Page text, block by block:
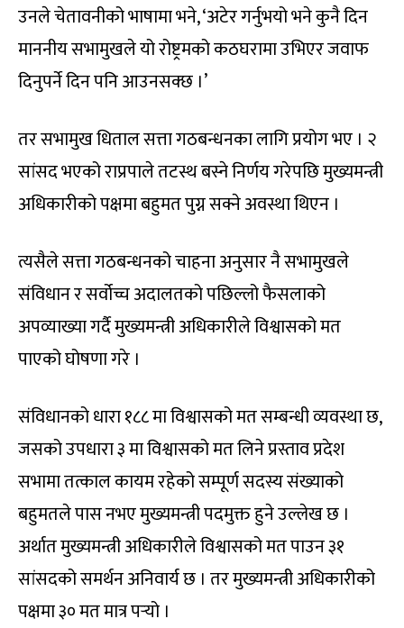
उनले चेतावनीको भाषामा भने, ‘अटेर गर्नुभयो भने कुनै दिन
माननीय सभामुखले यो रोष्ट्रमको कठघरामा उभिएर जवाफ
दिनुपर्ने दिन पनि आउनसक्छ ।’
तर सभामुख धिताल सत्ता गठबन्धनका लागि प्रयोग भए । २
सांसद भएको राप्रपाले तटस्थ बस्ने निर्णय गरेपछि मुख्यमन्त्री
अधिकारीको पक्षमा बहुमत पुग्न सक्ने अवस्था थिएन ।
त्यसैले सत्ता गठबन्धनको चाहना अनुसार नै सभामुखले
संविधान र सर्वोच्च अदालतको पछिल्लो फैसलाको
अपव्याख्या गर्दै मुख्यमन्त्री अधिकारीले विश्वासको मत
पाएको घोषणा गरे ।
संविधानको धारा १८८ मा विश्वासको मत सम्बन्धी व्यवस्था छ,
जसको उपधारा ३ मा विश्वासको मत लिने प्रस्ताव प्रदेश
सभामा तत्काल कायम रहेको सम्पूर्ण सदस्य संख्याको
बहुमतले पास नभए मुख्यमन्त्री पदमुक्त हुने उल्लेख छ ।
अर्थात मुख्यमन्त्री अधिकारीले विश्वासको मत पाउन ३१
सांसदको समर्थन अनिवार्य छ । तर मुख्यमन्त्री अधिकारीको
पक्षमा ३० मत मात्र पर्‍यो ।